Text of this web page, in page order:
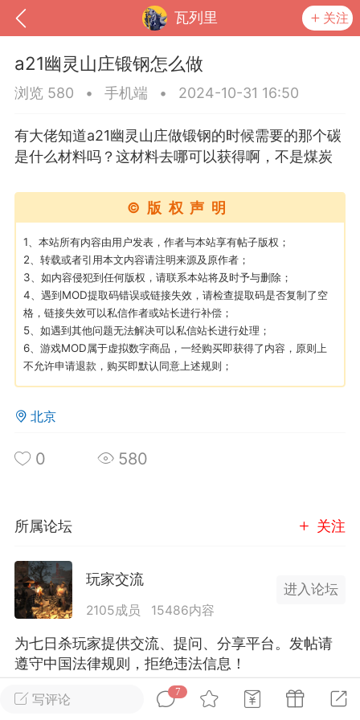
瓦列里 关注
我的钱包 道具 排行榜
MOD下载 攻略教程 联机招募
02-10 15:45
卖挂
禁止发布联机可用的作弊模组，
作弊模组在联机服务器使用,为了维护游
模组的发布行为：1. *...
汉
71 2.2w
大人
Lv.8
写评论
7
a21幽灵山庄锻钢怎么做
浏览 580 • 手机端 • 2024-10-31 16:50
有大佬知道a21幽灵山庄做锻钢的时候需要的那个碳
是什么材料吗？这材料去哪可以获得啊，不是煤炭
©版权声明
1、本站所有内容由用户发表，作者与本站享有帖子版权；
2、转载或者引用本文内容请注明来源及原作者；
3、如内容侵犯到任何版权，请联系本站将及时予与删除；
4、遇到MOD提取码错误或链接失效，请检查提取码是否复制了空
格，链接失效可以私信作者或站长进行补偿；
5、如遇到其他问题无法解决可以私信站长进行处理；
6、游戏MOD属于虚拟数字商品，一经购买即获得了内容，原则上
不允许申请退款，购买即默认同意上述规则；
北京
0 580
所属论坛 关注
玩家交流
2105成员 15486内容
进入论坛
为七日杀玩家提供交流、提问、分享平台。发帖请
遵守中国法律规则，拒绝违法信息！
全部 7 正序